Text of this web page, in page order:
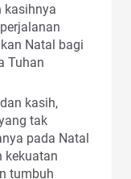
kasihnya
Natal bagi
Tuhan
kasih,
tak
pada Natal
kekuatan
tumbuh